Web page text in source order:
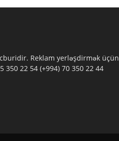
Reklam yerləşdirmək üçün
22 54 (+994) 70 350 22 44